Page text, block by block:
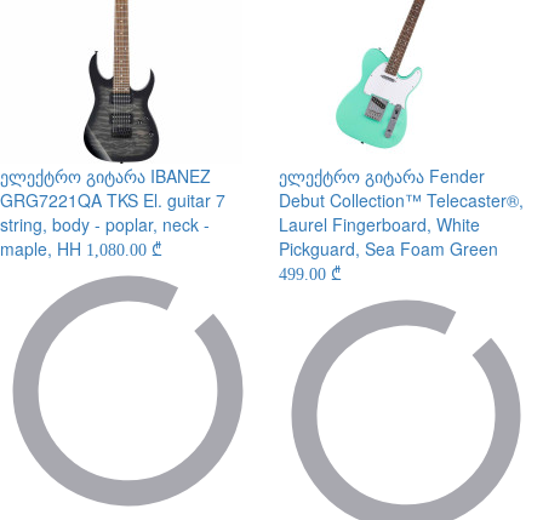
ელექტრო გიტარა IBANEZ
GRG7221QA TKS El. guitar 7
string, body - poplar, neck -
maple, HH 1,080.00 ₾
ელექტრო გიტარა Fender
Debut Collection™ Telecaster®,
Laurel Fingerboard, White
Pickguard, Sea Foam Green
499.00 ₾